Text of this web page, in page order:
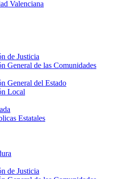
Valenciana
de Justicia
General de las Comunidades
General del Estado
Local
Estatales
de Justicia